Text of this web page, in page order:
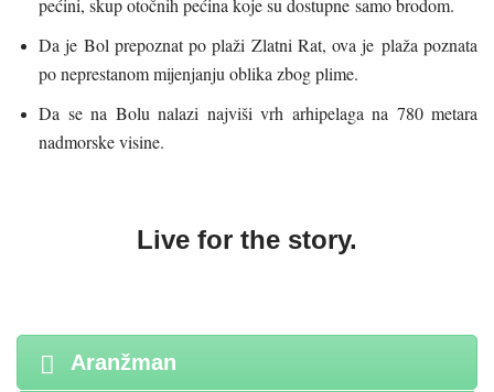
pećini, skup otočnih pećina koje su dostupne samo brodom.
Da je Bol prepoznat po plaži Zlatni Rat, ova je plaža poznata
po neprestanom mijenjanju oblika zbog plime.
Da se na Bolu nalazi najviši vrh arhipelaga na 780 metara
nadmorske visine.
Live for the story.
Aranžman